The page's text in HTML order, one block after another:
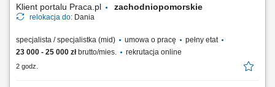
Klient portalu Praca.pl zachodniopomorskie
relokacja do: Dania
specjalista / specjalistka (mid) umowa o pracę
pełny etat
23 000 - 25 000 złbrutto/mies. rekrutacja online
2 godz.